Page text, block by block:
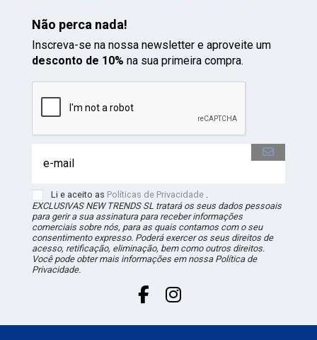
Não perca nada!
Inscreva-se na nossa newsletter e aproveite um
desconto de 10% na sua primeira compra.
Li e aceito as Políticas de Privacidade.
EXCLUSIVAS NEW TRENDS SLtratará os seus dados pessoais
para gerir a sua assinatura para receber informações
comerciais sobre nós, para as quais contamos com o seu
consentimento expresso. Poderá exercer os seus direitos de
acesso, retificação, eliminação, bem como outros direitos.
Você pode obter mais informações em nossa Política de
Privacidade.